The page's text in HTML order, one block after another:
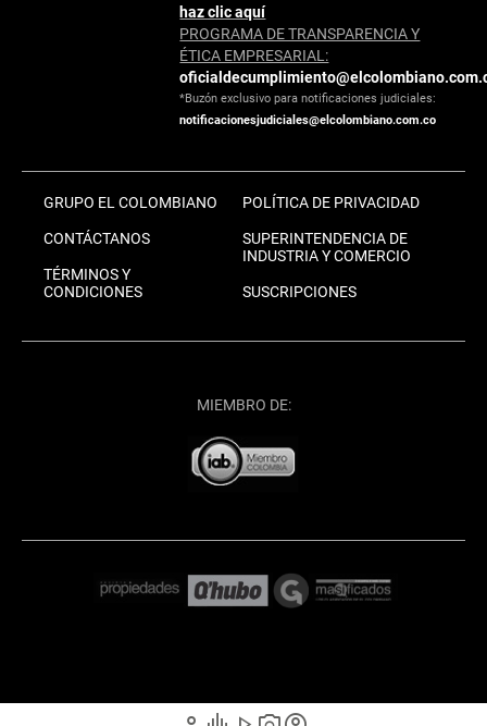
haz clic aquí
PROGRAMA DE TRANSPARENCIA Y
ÉTICA EMPRESARIAL:
*Buzón exclusivo para notificaciones judiciales:
notificacionesjudiciales@elcolombiano.com.co
GRUPO EL COLOMBIANO
CONTÁCTANOS
TÉRMINOS Y
CONDICIONES
POLÍTICA DE PRIVACIDAD
SUPERINTENDENCIA DE
INDUSTRIA Y COMERCIO
SUSCRIPCIONES
MIEMBRO DE: